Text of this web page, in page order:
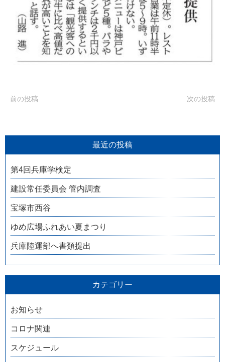
前の投稿 次の投稿
最近の投稿
第4回兵庫学検定
建設常任委員会 管内調査
宝塚市西谷
ゆめ広場ふれあい夏まつり
兵庫陸運部へ書類提出
カテゴリー
お知らせ
コロナ関連
スケジュール